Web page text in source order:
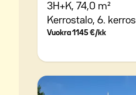
3H+K, 74,0 m²
Kerrostalo, 6. kerros
Vuokra1145 €/kk